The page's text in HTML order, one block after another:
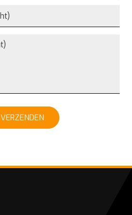
VERZENDEN